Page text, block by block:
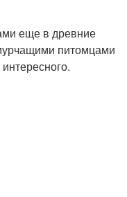
еще в древние
питомцами